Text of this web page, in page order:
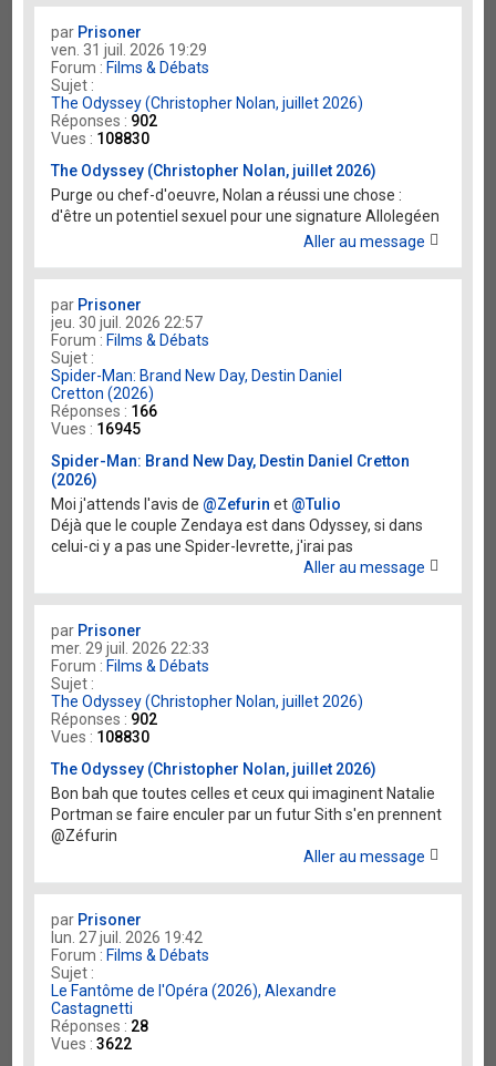
par Prisoner
ven. 31 juil. 2026 19:29
Forum : Films & Débats
Sujet :
The Odyssey (Christopher Nolan, juillet 2026)
Réponses : 902
Vues : 108830
The Odyssey (Christopher Nolan, juillet 2026)
Purge ou chef-d'oeuvre, Nolan a réussi une chose :
d'être un potentiel sexuel pour une signature Allolegéen
Aller au message
par Prisoner
jeu. 30 juil. 2026 22:57
Forum : Films & Débats
Sujet :
Spider-Man: Brand New Day, Destin Daniel
Cretton (2026)
Réponses : 166
Vues : 16945
Spider-Man: Brand New Day, Destin Daniel Cretton
(2026)
Moi j'attends l'avis de @Zefurin et @Tulio
Déjà que le couple Zendaya est dans Odyssey, si dans
celui-ci y a pas une Spider-levrette, j'irai pas
Aller au message
par Prisoner
mer. 29 juil. 2026 22:33
Forum : Films & Débats
Sujet :
The Odyssey (Christopher Nolan, juillet 2026)
Réponses : 902
Vues : 108830
The Odyssey (Christopher Nolan, juillet 2026)
Bon bah que toutes celles et ceux qui imaginent Natalie
Portman se faire enculer par un futur Sith s'en prennent
@Zéfurin
Aller au message
par Prisoner
lun. 27 juil. 2026 19:42
Forum : Films & Débats
Sujet :
Le Fantôme de l'Opéra (2026), Alexandre
Castagnetti
Réponses : 28
Vues :3622